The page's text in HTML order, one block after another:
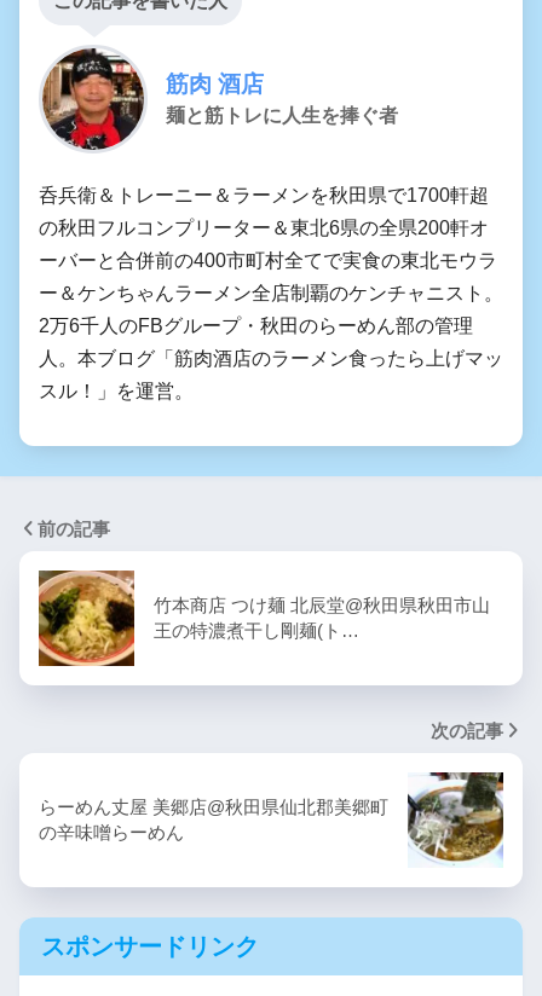
筋肉 酒店
麺と筋トレに人生を捧ぐ者
呑兵衛＆トレーニー＆ラーメンを秋田県で1700軒超
の秋田フルコンプリーター＆東北6県の全県200軒オ
ーバーと合併前の400市町村全てで実食の東北モウラ
ー＆ケンちゃんラーメン全店制覇のケンチャニスト。
2万6千人のFBグループ・秋田のらーめん部の管理
人。本ブログ「筋肉酒店のラーメン食ったら上げマッ
スル！」を運営。
前の記事
竹本商店 つけ麺 北辰堂@秋田県秋田市山
王の特濃煮干し剛麺(ト…
次の記事
らーめん丈屋 美郷店@秋田県仙北郡美郷町
の辛味噌らーめん
スポンサードリンク